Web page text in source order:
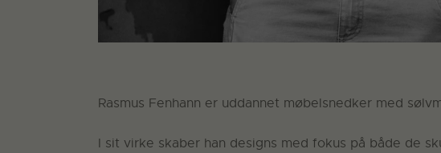
Rasmus Fenhann er uddannet møbelsnedker med
I sit virke skaber han designs med fokus på både de